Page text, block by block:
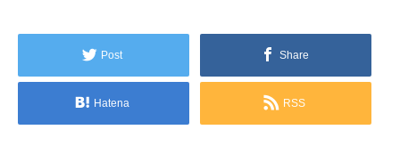
Post Share
Hatena RSS